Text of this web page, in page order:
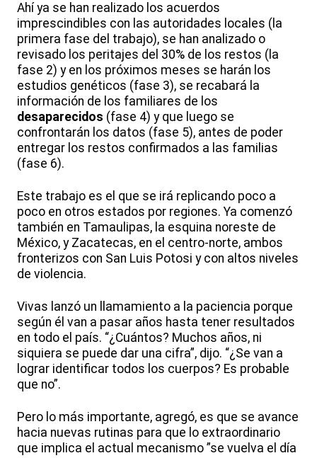
Ahí ya se han realizado los acuerdos
imprescindibles con las autoridades locales (la
primera fase del trabajo), se han analizado o
revisado los peritajes del 30% de los restos (la
fase 2) y en los próximos meses se harán los
estudios genéticos (fase 3), se recabará la
información de los familiares de los
desaparecidos (fase 4) y que luego se
confrontarán los datos (fase 5), antes de poder
entregar los restos confirmados a las familias
(fase 6).
Este trabajo es el que se irá replicando poco a
poco en otros estados por regiones. Ya comenzó
también en Tamaulipas, la esquina noreste de
México, y Zacatecas, en el centro-norte, ambos
fronterizos con San Luis Potosi y con altos niveles
de violencia.
Vivas lanzó un llamamiento a la paciencia porque
según él van a pasar años hasta tener resultados
en todo el país. “¿Cuántos? Muchos años, ni
siquiera se puede dar una cifra”, dijo. “¿Se van a
lograr identificar todos los cuerpos? Es probable
que no”.
Pero lo más importante, agregó, es que se avance
hacia nuevas rutinas para que lo extraordinario
que implica el actual mecanismo ”se vuelva el día